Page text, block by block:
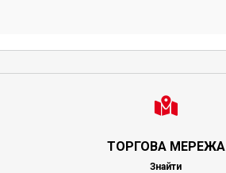
ТОРГОВА МЕРЕЖА
Знайти